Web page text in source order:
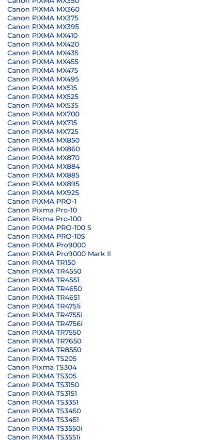
Canon PIXMA MX360
Canon PIXMA MX375
Canon PIXMA MX395
Canon PIXMA MX410
Canon PIXMA MX420
Canon PIXMA MX435
Canon PIXMA MX455
Canon PIXMA MX475
Canon PIXMA MX495
Canon PIXMA MX515
Canon PIXMA MX525
Canon PIXMA MX535
Canon PIXMA MX700
Canon PIXMA MX715
Canon PIXMA MX725
Canon PIXMA MX850
Canon PIXMA MX860
Canon PIXMA MX870
Canon PIXMA MX884
Canon PIXMA MX885
Canon PIXMA MX895
Canon PIXMA MX925
Canon PIXMA PRO-1
Canon Pixma Pro-10
Canon Pixma Pro-100
Canon PIXMA PRO-100 S
Canon PIXMA PRO-10S
Canon PIXMA Pro9000
Canon PIXMA Pro9000 Mark II
Canon PIXMA TR150
Canon PIXMA TR4550
Canon PIXMA TR4551
Canon PIXMA TR4650
Canon PIXMA TR4651
Canon PIXMA TR4751i
Canon PIXMA TR4755i
Canon PIXMA TR4756i
Canon PIXMA TR7550
Canon PIXMA TR7650
Canon PIXMA TR8550
Canon PIXMA TS205
Canon Pixma TS304
Canon PIXMA TS305
Canon PIXMA TS3150
Canon PIXMA TS3151
Canon PIXMA TS3351
Canon PIXMA TS3450
Canon PIXMA TS3451
Canon PIXMA TS3550i
Canon PIXMA TS3551i